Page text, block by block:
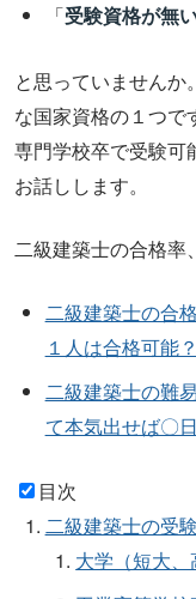
「受験資格が無
と思っていません
な国家資格の１つで
専門学校卒で受験可
お話しします。
二級建築士の合格率
二級建築士の合
１人は合格可能？
二級建築士の難
て本気出せば〇
目次
二級建築士の受
大学（短大